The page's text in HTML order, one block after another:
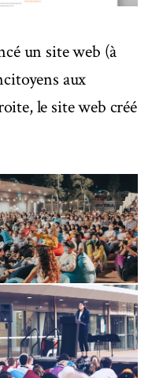
un site web (à
aux
le site web créé